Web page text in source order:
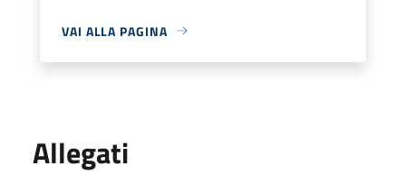
VAI ALLA PAGINA
Allegati